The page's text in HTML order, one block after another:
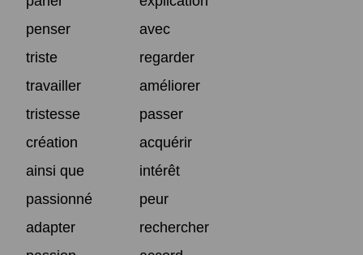
penser
avec
triste
regarder
travailler
améliorer
tristesse
passer
création
acquérir
ainsi que
intérêt
passionné
peur
adapter
rechercher